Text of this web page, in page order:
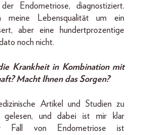
Endometriose, diagnostiziert.
meine Lebensqualität um ein
aber eine hundertprozentige
noch nicht.
Krankheit in Kombination mit
Macht Ihnen das Sorgen?
Artikel und Studien zu
gelesen, und dabei ist mir klar
Fall von Endometriose ist